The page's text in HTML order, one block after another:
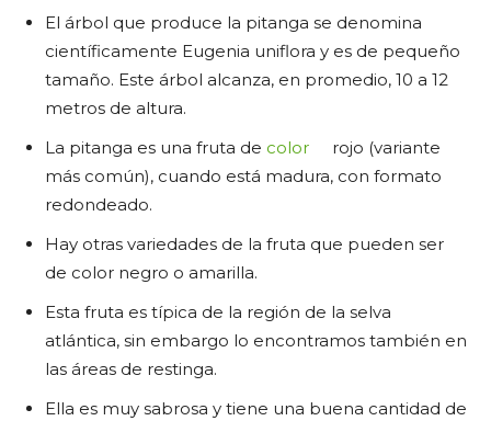
El árbol que produce la pitanga se denomina
científicamente Eugenia uniflora y es de pequeño
tamaño. Este árbol alcanza, en promedio, 10 a 12
metros de altura.
La pitanga es una fruta de color
rojo (variante
más común), cuando está madura, con formato
redondeado.
Hay otras variedades de la fruta que pueden ser
de color negro o amarilla.
Esta fruta es típica de la región de la selva
atlántica, sin embargo lo encontramos también en
las áreas de restinga.
Ella es muy sabrosa y tiene una buena cantidad de